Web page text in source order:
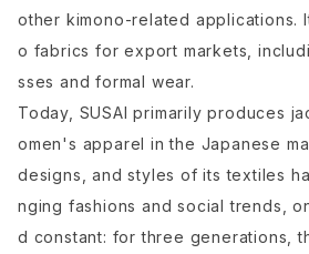
other kimono-related applications.
o fabrics for export markets,
sses and formal wear.
Today, SUSAI primarily produces
omen's apparel in the Japanese
designs, and styles of its textiles
nging fashions and social trends,
d constant: for three generations,